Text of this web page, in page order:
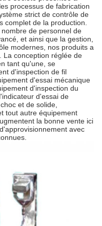
processus de fabrication
strict de contrôle de
complet de la production.
de personnel de
et ainsi que la gestion,
modernes, nos produits a
La conception réglée de
tant qu'une, se
d'inspection de fil
d'essai mécanique
d'inspection du
d'essai de
et de solide,
tout autre équipement
la bonne vente ici
avec